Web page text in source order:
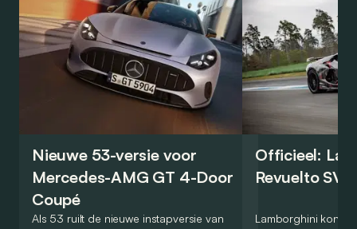
Nieuwe 53-versie voor
Mercedes-AMG GT 4-Door
Coupé
Als 53 ruilt de nieuwe instapversie van
Officieel:
Revuelto SV
Lamborghini